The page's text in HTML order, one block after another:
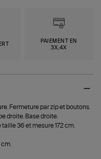
PAIEMENT EN
3X,4X
Fermeture par zip et boutons.
droite. Base droite.
36 et mesure 172 cm.
cm.